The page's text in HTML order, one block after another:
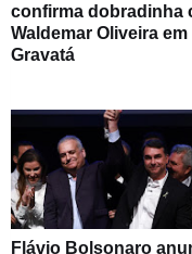
confirma dobradinha
Waldemar Oliveira em
Gravatá
Flávio Bolsonaro